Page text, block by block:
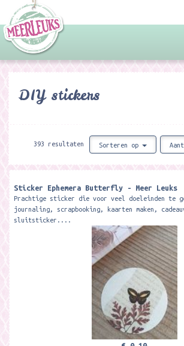
DIY stickers
393 resultaten Sorteren op
Sticker Ephemera Butterfly - Meer Leuks
Prachtige sticker die voor veel doeleinden te
journaling, scrapbooking, kaarten maken,
sluitsticker....